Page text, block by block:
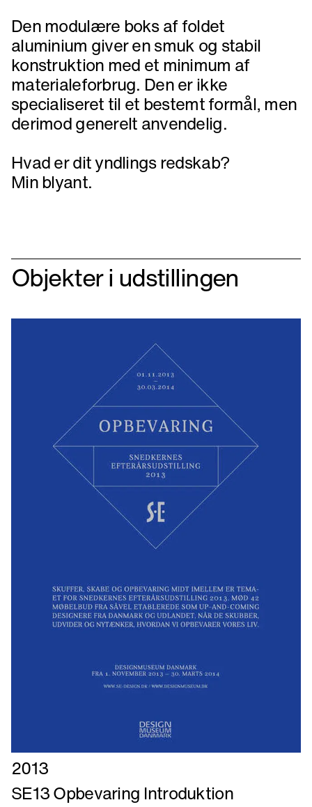
Den modulære boks af foldet
aluminium giver en smuk og stabil
konstruktion med et minimum af
materialeforbrug. Den er ikke
specialiseret til et bestemt formål, men
derimod generelt anvendelig.
Hvad er dit yndlings redskab?
Min blyant.
Objekter i udstillingen
Læs
mere
om
2013
SE13 Opbevaring Introduktion